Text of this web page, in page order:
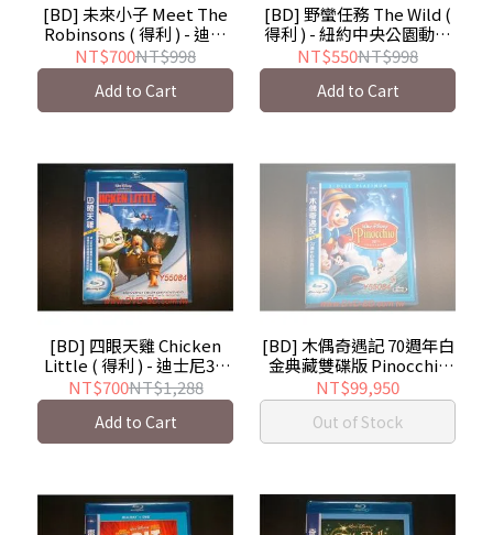
[BD] 未來小子 Meet The
Robinsons ( 得利 ) - 迪士
尼最新CGI動畫技術
NT$700NT$998
Add to Cart
[BD] 野蠻任務 The Wild (
得利 ) - 紐約中央公園動物
園又出包了
NT$550NT$998
Add to Cart
[BD] 四眼天雞 Chicken
Little ( 得利 ) - 迪士尼3D
電腦動畫
NT$700NT$1,288
Add to Cart
[BD] 木偶奇遇記 70週年白
金典藏雙碟版 Pinocchio
70th Anniversary ( 得利 )
NT$99,950
Out of Stock